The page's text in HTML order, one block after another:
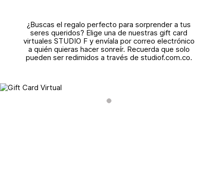
¿Buscas el regalo perfecto para sorprender a tus
seres queridos? Elige una de nuestras gift card
virtuales STUDIO F y envíala por correo electrónico
a quién quieras hacer sonreír. Recuerda que solo
pueden ser redimidos a través de studiof.com.co.